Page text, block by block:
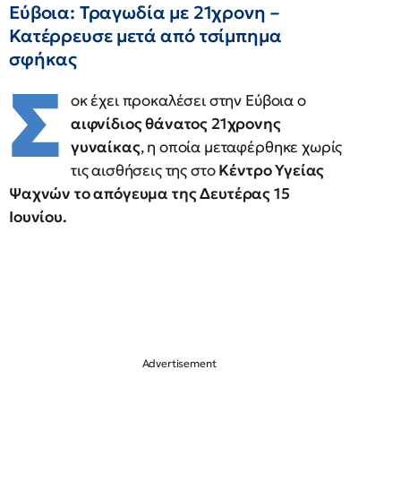
Εύβοια: Τραγωδία με 21χρονη –
Κατέρρευσε μετά από τσίμπημα
σφήκας
Σ οκ έχει προκαλέσει στην Εύβοια ο
αιφνίδιος θάνατος 21χρονης
γυναίκας, η οποία μεταφέρθηκε χωρίς
τις αισθήσεις της στοΚέντρο Υγείας
Ψαχνών το απόγευμα της Δευτέρας 15
Ιουνίου.